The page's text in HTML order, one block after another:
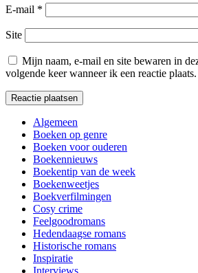
E-mail *
Site
Mijn naam, e-mail en site bewaren in
volgende keer wanneer ik een reactie plaats.
Algemeen
Boeken op genre
Boeken voor ouderen
Boekennieuws
Boekentip van de week
Boekenweetjes
Boekverfilmingen
Cosy crime
Feelgoodromans
Hedendaagse romans
Historische romans
Inspiratie
Interviews